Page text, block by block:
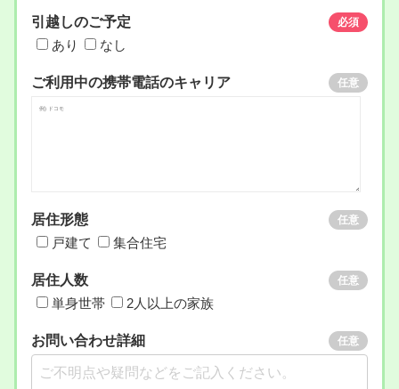
引越しのご予定 必須
あり なし
ご利用中の携帯電話のキャリア 任意
居住形態 任意
戸建て 集合住宅
居住人数 任意
単身世帯 2人以上の家族
お問い合わせ詳細 任意